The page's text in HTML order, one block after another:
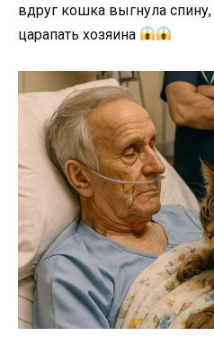
вдруг кошка выгнула
царапать хозяина